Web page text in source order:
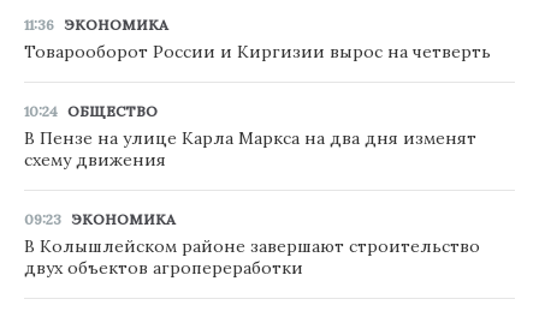
11:36 ЭКОНОМИКА
Товарооборот России и Киргизии вырос на четверть
10:24 ОБЩЕСТВО
В Пензе на улице Карла Маркса на два дня изменят
схему движения
09:23 ЭКОНОМИКА
В Колышлейском районе завершают строительство
двух объектов агропереработки